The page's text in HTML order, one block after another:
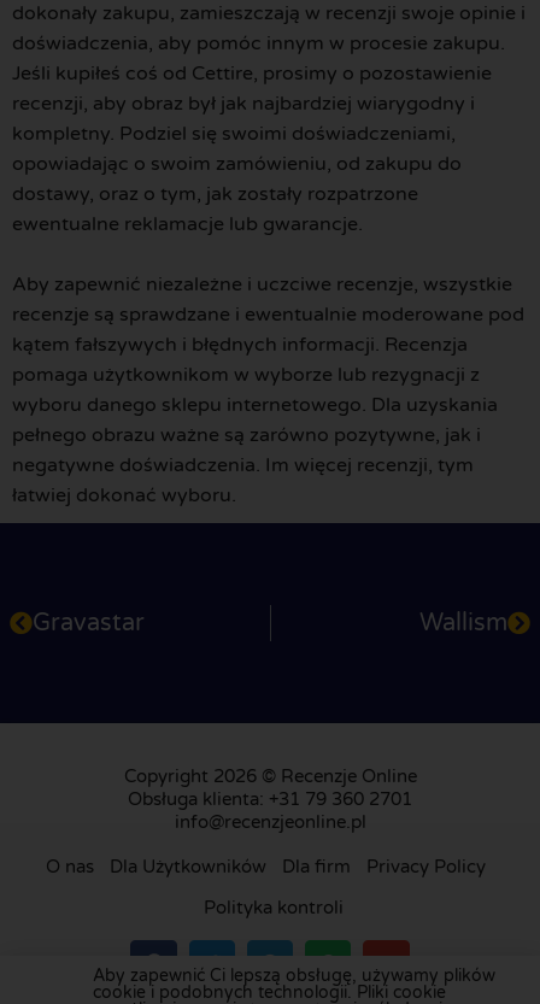
dokonały zakupu, zamieszczają w recenzji swoje opinie i
doświadczenia, aby pomóc innym w procesie zakupu.
Jeśli kupiłeś coś od Cettire, prosimy o pozostawienie
recenzji, aby obraz był jak najbardziej wiarygodny i
kompletny. Podziel się swoimi doświadczeniami,
opowiadając o swoim zamówieniu, od zakupu do
dostawy, oraz o tym, jak zostały rozpatrzone
ewentualne reklamacje lub gwarancje.
Aby zapewnić niezależne i uczciwe recenzje, wszystkie
recenzje są sprawdzane i ewentualnie moderowane pod
kątem fałszywych i błędnych informacji. Recenzja
pomaga użytkownikom w wyborze lub rezygnacji z
wyboru danego sklepu internetowego. Dla uzyskania
pełnego obrazu ważne są zarówno pozytywne, jak i
negatywne doświadczenia. Im więcej recenzji, tym
łatwiej dokonać wyboru.
Gravastar Wallism
Copyright 2026 © Recenzje Online
Obsługa klienta: +31 79 360 2701
info@recenzjeonline.pl
O nas Dla Użytkowników Dla firm
Privacy Policy
Polityka kontroli
Aby zapewnić Ci lepszą obsługę, używamy plików
cookie i podobnych technologii. Pliki cookie